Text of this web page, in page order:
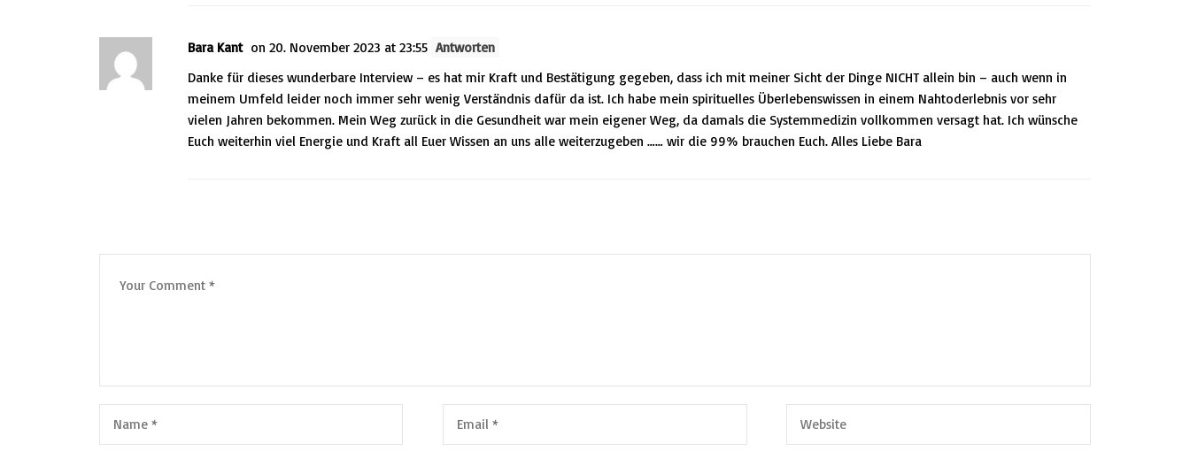
Bara Kant on 20. November 2023 at 23:55 Antworten
Danke für dieses wunderbare Interview – es hat mir Kraft und Bestätigung gegeben, dass ich mit meiner Sicht der Dinge NICHT allein bin – auch wenn in
meinem Umfeld leider noch immer sehr wenig Verständnis dafür da ist. Ich habe mein spirituelles Überlebenswissen in einem Nahtoderlebnis vor sehr
vielen Jahren bekommen. Mein Weg zurück in die Gesundheit war mein eigener Weg, da damals die Systemmedizin vollkommen versagt hat. Ich wünsche
Euch weiterhin viel Energie und Kraft all Euer Wissen an uns alle weiterzugeben …… wir die 99% brauchen Euch. Alles Liebe Bara